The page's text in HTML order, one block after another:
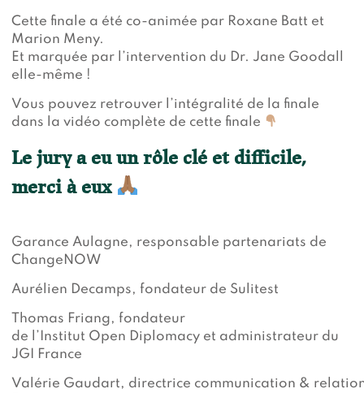
Cette finale a été co-animée par Roxane Batt et
Marion Meny.
Et marquée par l’intervention du Dr. Jane Goodall
elle-même !
Vous pouvez retrouver l’intégralité de la finale
dans la vidéo complète de cette finale
Le jury a eu un rôle clé et difficile,
merci à eux
Garance Aulagne, responsable partenariats de
ChangeNOW
Aurélien Decamps, fondateur de Sulitest
Thomas Friang, fondateur
de l’Institut Open Diplomacy et administrateur du
JGI France
Valérie Gaudart, directrice communication &